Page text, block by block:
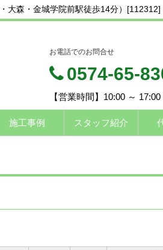
大森・金城学院前駅徒歩14分）[112312]
お電話でのお問合せ
0574-65-
【営業時間】10:00 ～
施工事例 スタッフ紹介